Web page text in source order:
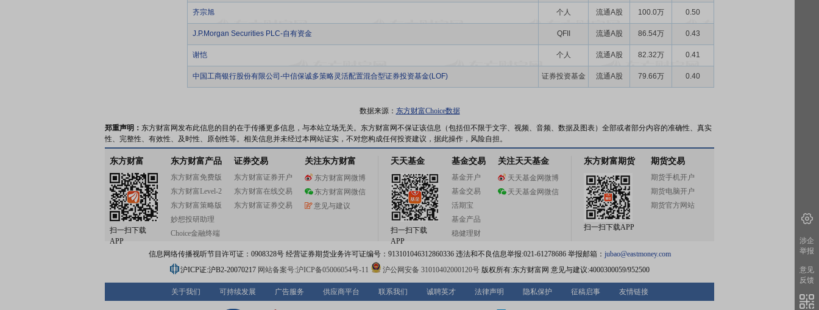
齐宗旭 个人 流通A股 100.0万 0.50
J.P.Morgan Securities PLC-自有资金 QFII 流通A股 86.54万 0.43
谢恺 个人 流通A股 82.32万 0.41
中国工商银行股份有限公司-中信保诚多策略灵活配置混合型证券投资基金(LOF) 证券投资基金 流通A股 79.66万 0.40
数据来源： 东方财富Choice数据
郑重声明： 东方财富网发布此信息的目的在于传播更多信息，与本站立场无关。东方财富网不保证该信息（包括但不限于文字、视频、音频、数据及图表）全部或者部分内容的准确性、真实
性、完整性、有效性、及时性、原创性等。相关信息并未经过本网站证实，不对您构成任何投资建议，据此操作，风险自担。
东方财富
扫一扫下载
APP
东方财富产品
东方财富免费版
东方财富Level-2
东方财富策略版
妙想投研助理
Choice金融终端
证券交易
东方财富证券开户
东方财富在线交易
东方财富证券交易
关注东方财富
东方财富网微博
东方财富网微信
意见与建议
天天基金
扫一扫下载
APP
基金交易
基金开户
基金交易
活期宝
基金产品
稳健理财
关注天天基金
天天基金网微博
天天基金网微信
东方财富期货
扫一扫下载APP
期货交易
期货手机开户
期货电脑开户
期货官方网站
信息网络传播视听节目许可证：0908328号 经营证券期货业务许可证编号：913101046312860336 违法和不良信息举报:021-61278686 举报邮箱： jubao@eastmoney.com
沪ICP证:沪B2-20070217 网站备案号:沪ICP备05006054号-11 沪公网安备 31010402000120号版权所有:东方财富网 意见与建议:4000300059/952500
关于我们 可持续发展 广告服务 供应商平台 联系我们 诚聘英才 法律声明 隐私保护 征稿启事 友情链接
涉企
举报
意见
反馈